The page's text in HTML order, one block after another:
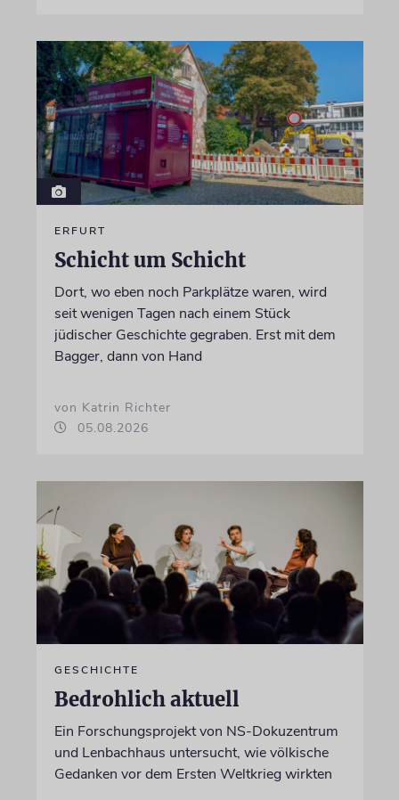
ERFURT
Schicht um Schicht
Dort, wo eben noch Parkplätze waren, wird
seit wenigen Tagen nach einem Stück
jüdischer Geschichte gegraben. Erst mit dem
Bagger, dann von Hand
von Katrin Richter
05.08.2026
GESCHICHTE
Bedrohlich aktuell
Ein Forschungsprojekt von NS-Dokuzentrum
und Lenbachhaus untersucht, wie völkische
Gedanken vor dem Ersten Weltkrieg wirkten